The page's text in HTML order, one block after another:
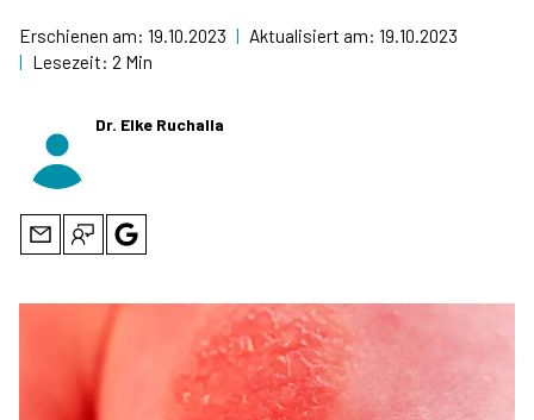
Erschienen am: 19.10.2023 | Aktualisiert am: 19.10.2023
| Lesezeit: 2 Min
Dr. Elke Ruchalla